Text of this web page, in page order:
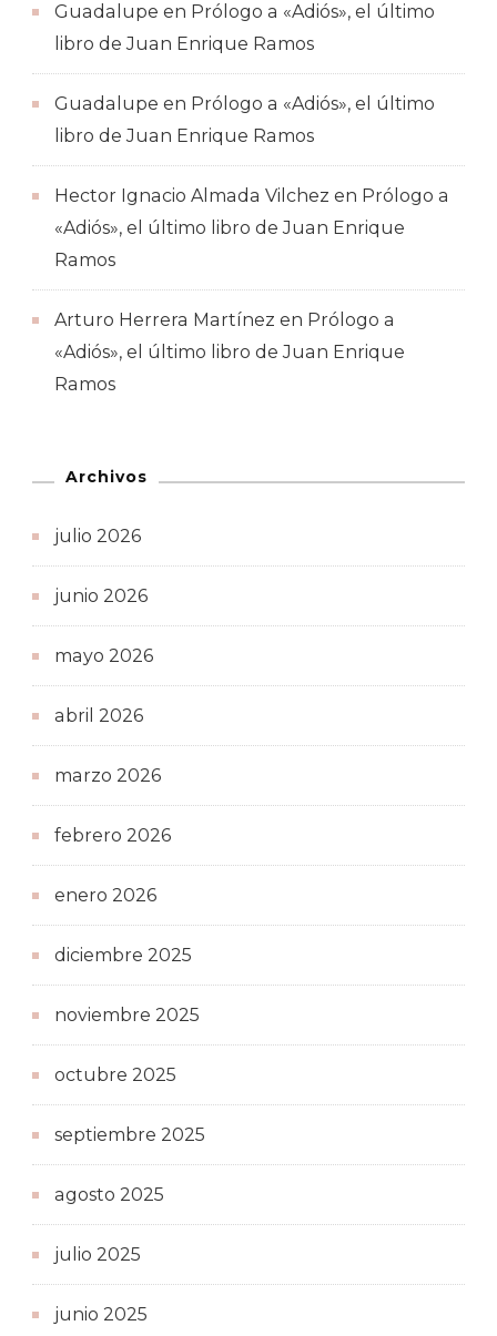
Guadalupe en Prólogo a «Adiós», el último
libro de Juan Enrique Ramos
Guadalupe en Prólogo a «Adiós», el último
libro de Juan Enrique Ramos
Hector Ignacio Almada Vilchez en Prólogo a
«Adiós», el último libro de Juan Enrique
Ramos
Arturo Herrera Martínez en Prólogo a
«Adiós», el último libro de Juan Enrique
Ramos
Archivos
julio 2026
junio 2026
mayo 2026
abril 2026
marzo 2026
febrero 2026
enero 2026
diciembre 2025
noviembre 2025
octubre 2025
septiembre 2025
agosto 2025
julio 2025
junio 2025